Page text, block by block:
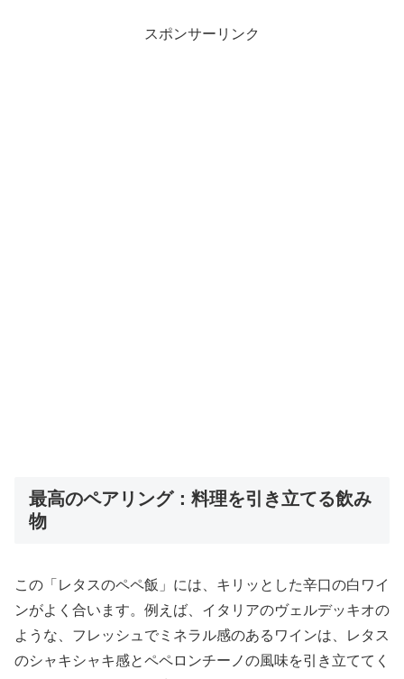
スポンサーリンク
最高のペアリング：料理を引き立てる飲み
物
この「レタスのペペ飯」には、キリッとした辛口の白ワイ
ンがよく合います。例えば、イタリアのヴェルデッキオの
ような、フレッシュでミネラル感のあるワインは、レタス
のシャキシャキ感とペペロンチーノの風味を引き立ててく